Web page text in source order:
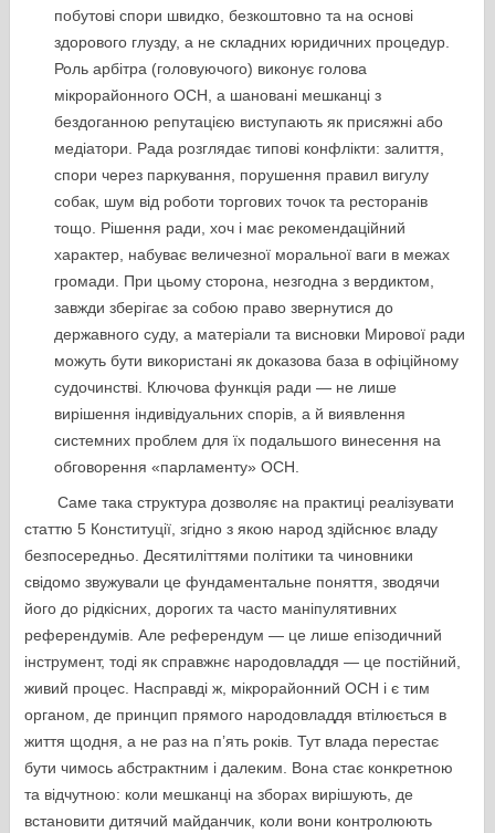
побутові спори швидко, безкоштовно та на основі
здорового глузду, а не складних юридичних процедур.
Роль арбітра (головуючого) виконує голова
мікрорайонного ОСН, а шановані мешканці з
бездоганною репутацією виступають як присяжні або
медіатори. Рада розглядає типові конфлікти: залиття,
спори через паркування, порушення правил вигулу
собак, шум від роботи торгових точок та ресторанів
тощо. Рішення ради, хоч і має рекомендаційний
характер, набуває величезної моральної ваги в межах
громади. При цьому сторона, незгодна з вердиктом,
завжди зберігає за собою право звернутися до
державного суду, а матеріали та висновки Мирової ради
можуть бути використані як доказова база в офіційному
судочинстві. Ключова функція ради — не лише
вирішення індивідуальних спорів, а й виявлення
системних проблем для їх подальшого винесення на
обговорення «парламенту» ОСН.
Саме така структура дозволяє на практиці реалізувати
статтю 5 Конституції, згідно з якою народ здійснює владу
безпосередньо. Десятиліттями політики та чиновники
свідомо звужували це фундаментальне поняття, зводячи
його до рідкісних, дорогих та часто маніпулятивних
референдумів. Але референдум — це лише епізодичний
інструмент, тоді як справжнє народовладдя — це постійний,
живий процес. Насправді ж, мікрорайонний ОСН і є тим
органом, де принцип прямого народовладдя втілюється в
життя щодня, а не раз на п’ять років. Тут влада перестає
бути чимось абстрактним і далеким. Вона стає конкретною
та відчутною: коли мешканці на зборах вирішують, де
встановити дитячий майданчик, коли вони контролюють